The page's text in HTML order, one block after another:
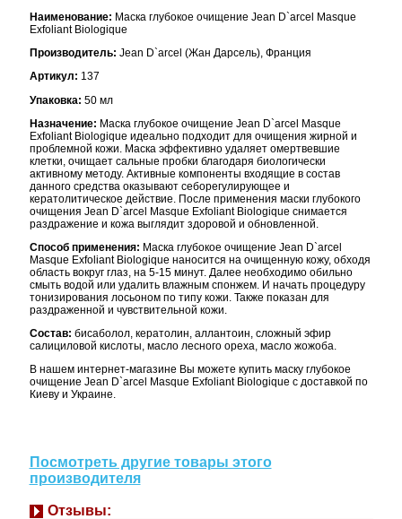
Наименование: Маска глубокое очищение Jean D`arcel Masque
Exfoliant Biologique
Производитель: Jean D`arcel (Жан Дарсель), Франция
Артикул: 137
Упаковка: 50 мл
Назначение: Маска глубокое очищение Jean D`arcel Masque
Exfoliant Biologique идеально подходит для очищения жирной и
проблемной кожи. Маска эффективно удаляет омертвевшие
клетки, очищает сальные пробки благодаря биологически
активному методу. Активные компоненты входящие в состав
данного средства оказывают себорегулирующее и
кератолитическое действие. После применения маски глубокого
очищения Jean D`arcel Masque Exfoliant Biologique снимается
раздражение и кожа выглядит здоровой и обновленной.
Способ применения: Маска глубокое очищение Jean D`arcel
Masque Exfoliant Biologique наносится на очищенную кожу, обходя
область вокруг глаз, на 5-15 минут. Далее необходимо обильно
смыть водой или удалить влажным спонжем. И начать процедуру
тонизирования лосьоном по типу кожи. Также показан для
раздраженной и чувствительной кожи.
Состав: бисаболол, кератолин, аллантоин, сложный эфир
салициловой кислоты, масло лесного ореха, масло жожоба.
В нашем интернет-магазине Вы можете купить маску глубокое
очищение Jean D`arcel Masque Exfoliant Biologique с доставкой по
Киеву и Украине.
Посмотреть другие товары этого
производителя
Отзывы: